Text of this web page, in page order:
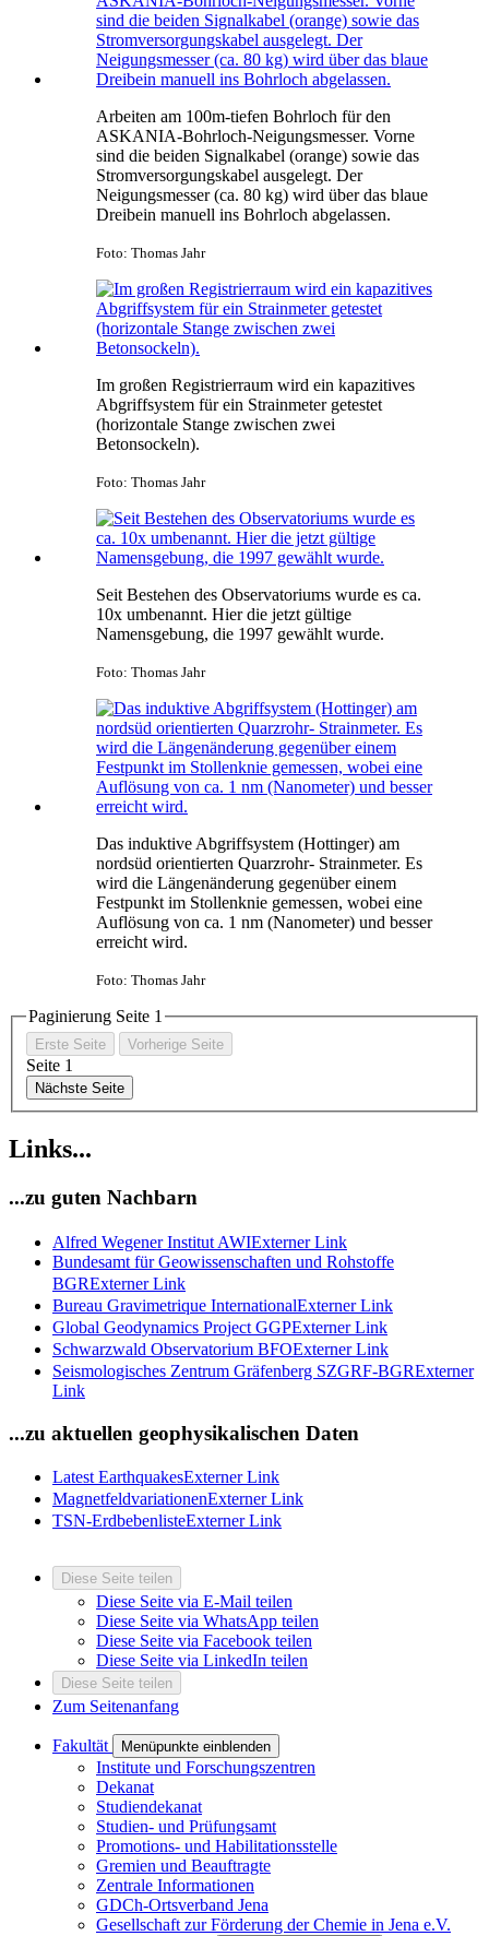
Arbeiten am 100m-tiefen Bohrloch für den
ASKANIA-Bohrloch-Neigungsmesser. Vorne
sind die beiden Signalkabel (orange) sowie das
Stromversorgungskabel ausgelegt. Der
Neigungsmesser (ca. 80 kg) wird über das blaue
Dreibein manuell ins Bohrloch abgelassen.
Foto: Thomas Jahr
Im großen Registrierraum wird ein kapazitives
Abgriffsystem für ein Strainmeter getestet
(horizontale Stange zwischen zwei
Betonsockeln).
Foto: Thomas Jahr
Seit Bestehen des Observatoriums wurde es ca.
10x umbenannt. Hier die jetzt gültige
Namensgebung, die 1997 gewählt wurde.
Foto: Thomas Jahr
Das induktive Abgriffsystem (Hottinger) am
nordsüd orientierten Quarzrohr- Strainmeter. Es
wird die Längenänderung gegenüber einem
Festpunkt im Stollenknie gemessen, wobei eine
Auflösung von ca. 1 nm (Nanometer) und besser
erreicht wird.
Foto: Thomas Jahr
Paginierung Seite 1
Erste Seite Vorherige Seite
Seite 1
Nächste Seite
Links...
...zu guten Nachbarn
Alfred Wegener Institut AWIExterner Link
Bundesamt für Geowissenschaften und Rohstoffe
BGRExterner Link
Bureau Gravimetrique InternationalExterner Link
Global Geodynamics Project GGPExterner Link
Schwarzwald Observatorium BFOExterner Link
Seismologisches Zentrum Gräfenberg SZGRF-BGRExterner
Link
...zu aktuellen geophysikalischen Daten
Latest EarthquakesExterner Link
MagnetfeldvariationenExterner Link
TSN-ErdbebenlisteExterner Link
Diese Seite teilen
Diese Seite via E-Mail teilen
Diese Seite via WhatsApp teilen
Diese Seite via Facebook teilen
Diese Seite via LinkedIn teilen
Diese Seite teilen
Zum Seitenanfang
Fakultät Menüpunkte einblenden
Institute und Forschungszentren
Dekanat
Studiendekanat
Studien- und Prüfungsamt
Promotions- und Habilitationsstelle
Gremien und Beauftragte
Zentrale Informationen
GDCh-Ortsverband Jena
Gesellschaft zur Förderung der Chemie in Jena e.V.